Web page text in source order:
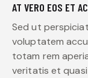
AT VERO EOS ET
Sed ut
voluptatem
totam rem
veritatis et